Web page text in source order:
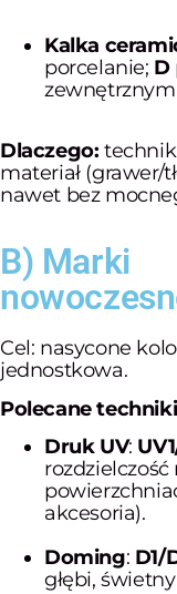
Kalka
porcelanie; D
Dlaczego:
materiał (grawer/
nawet bez
B) Marki
Cel: nasycone
jednostkowa.
Polecane
Druk UV:
akcesoria).
Doming: D1/
głębi,